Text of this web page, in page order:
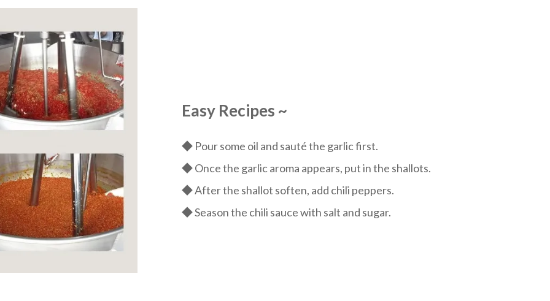
Easy Recipes ~
◆ Pour some oil and sauté the garlic first.
◆ Once the garlic aroma appears, put in the shallots.
◆ After the shallot soften, add chili peppers.
◆ Season the chili sauce with salt and sugar.